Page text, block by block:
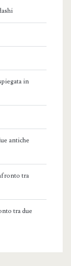
in
antiche
tra
tra due